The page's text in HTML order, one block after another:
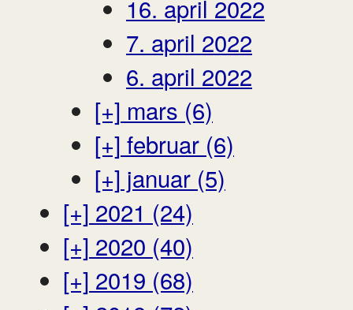
16. april 2022
7. april 2022
6. april 2022
[+] mars (6)
[+] februar (6)
[+] januar (5)
[+] 2021 (24)
[+] 2020 (40)
[+] 2019 (68)